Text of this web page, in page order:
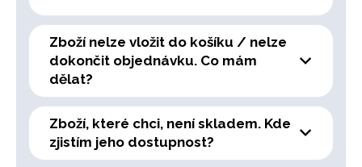
Zboží nelze vložit do košíku / nelze
dokončit objednávku. Co mám
dělat?
Zboží, které chci, není skladem. Kde
zjistím jeho dostupnost?